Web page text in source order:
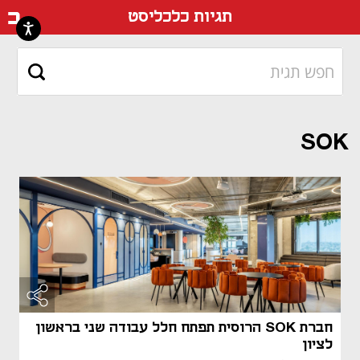
תגיות כלכליסט
SOK
חברת SOK הרוסית תפתח חלל עבודה שני בראשון
לציון